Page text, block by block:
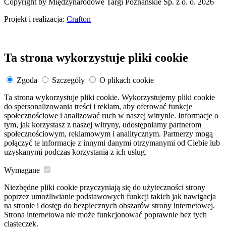
Copyright by Międzynarodowe Targi Poznańskie Sp. z o. o. 2026
Projekt i realizacja: Crafton
Ta strona wykorzystuje pliki cookie
Zgoda Szczegóły
O plikach cookie
Ta strona wykorzystuje pliki cookie. Wykorzystujemy pliki cookie
do spersonalizowania treści i reklam, aby oferować funkcje
społecznościowe i analizować ruch w naszej witrynie. Informacje o
tym, jak korzystasz z naszej witryny, udostępniamy partnerom
społecznościowym, reklamowym i analitycznym. Partnerzy mogą
połączyć te informacje z innymi danymi otrzymanymi od Ciebie lub
uzyskanymi podczas korzystania z ich usług.
Wymagane
Niezbędne pliki cookie przyczyniają się do użyteczności strony
poprzez umożliwianie podstawowych funkcji takich jak nawigacja
na stronie i dostęp do bezpiecznych obszarów strony internetowej.
Strona internetowa nie może funkcjonować poprawnie bez tych
ciasteczek.